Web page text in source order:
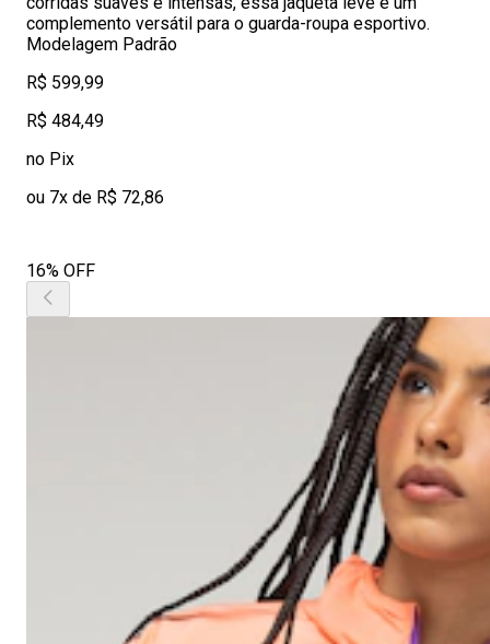
complemento versátil para o guarda-roupa esportivo.
Modelagem Padrão
R$ 599,99
R$ 484,49
no Pix
ou 7x de R$ 72,86
16% OFF